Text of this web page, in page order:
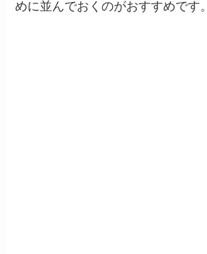
めに並んでおくのがおすすめです。